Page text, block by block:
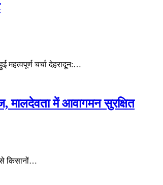
चर्चा देहरादून:…
मालदेवता में आवागमन सुरक्षित
से किसानों…